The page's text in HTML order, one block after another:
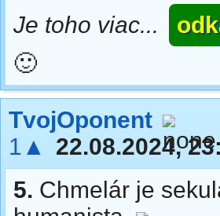
Je toho viac...
🙂
TvojOponent
1▲
22.08.2024,
5. Chmelár je